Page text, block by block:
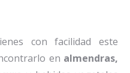
con facilidad este
en almendras,